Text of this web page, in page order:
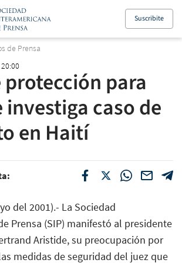
Suscribite
de Prensa
protección para
investiga caso de
en Haití
del 2001).- La Sociedad
Prensa (SIP) manifestó al presidente
Aristide, su preocupación por
medidas de seguridad del juez que